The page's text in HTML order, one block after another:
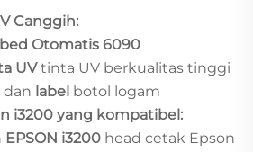
Canggih:
Otomatis 6090
UVtinta UV berkualitas tinggi
dan label botol logam
i3200 yang kompatibel:
EPSON i3200 head cetak Epson